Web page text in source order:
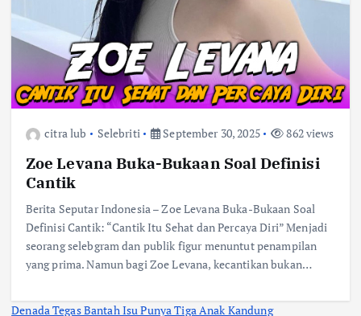
citra lub Selebriti September 30, 2025 862 views
Zoe Levana Buka-Bukaan Soal Definisi
Cantik
Berita Seputar Indonesia – Zoe Levana Buka-Bukaan Soal
Definisi Cantik: “Cantik Itu Sehat dan Percaya Diri” Menjadi
seorang selebgram dan publik figur menuntut penampilan
yang prima. Namun bagi Zoe Levana, kecantikan bukan…
Denada Tegas Bantah Isu Punya Tiga Anak Kandung